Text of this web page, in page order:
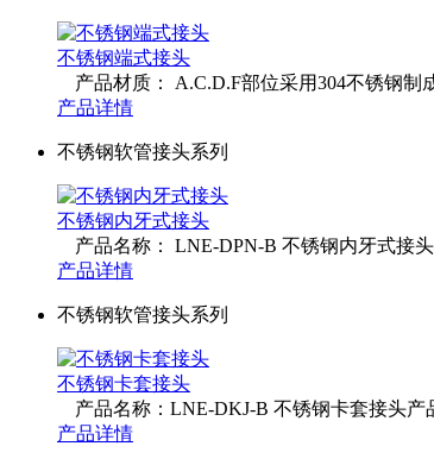
不锈钢端式接头
产品材质： A.C.D.F部位采用304不锈钢
产品详情
不锈钢软管接头系列
不锈钢内牙式接头
产品名称： LNE-DPN-B 不锈钢内牙式接
产品详情
不锈钢软管接头系列
不锈钢卡套接头
产品名称：LNE-DKJ-B 不锈钢卡套接头产
产品详情